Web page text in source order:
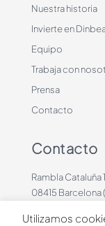
Nuestra historia
Invierte en
Equipo
Trabaja con
Prensa
Contacto
Contacto
Rambla Cataluña
08415 Barcelona
Utilizamos